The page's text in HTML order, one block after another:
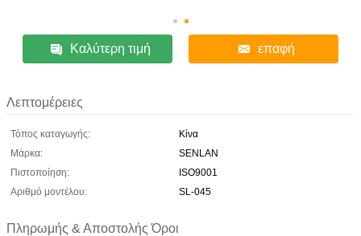
Καλύτερη τιμή επαφή
Λεπτομέρειες
Τόπος καταγωγής:
Κίνα
Μάρκα:
SENLAN
Πιστοποίηση:
ISO9001
Αριθμό μοντέλου:
SL-045
Πληρωμής & Αποστολής Όροι